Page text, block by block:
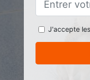
J'accepte les